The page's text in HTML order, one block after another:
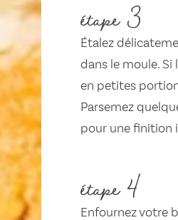
étape 3
Étalez
dans le moule. Si
en petites
Parsemez
pour une finition
étape 4
Enfournez votre